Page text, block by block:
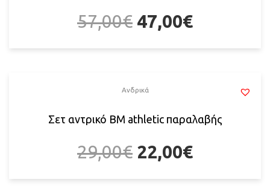
57,00€ 47,00€
Ανδρικά
Σετ αντρικό BM athletic παραλαβής
29,00€ 22,00€